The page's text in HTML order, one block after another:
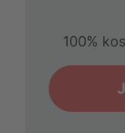
100%